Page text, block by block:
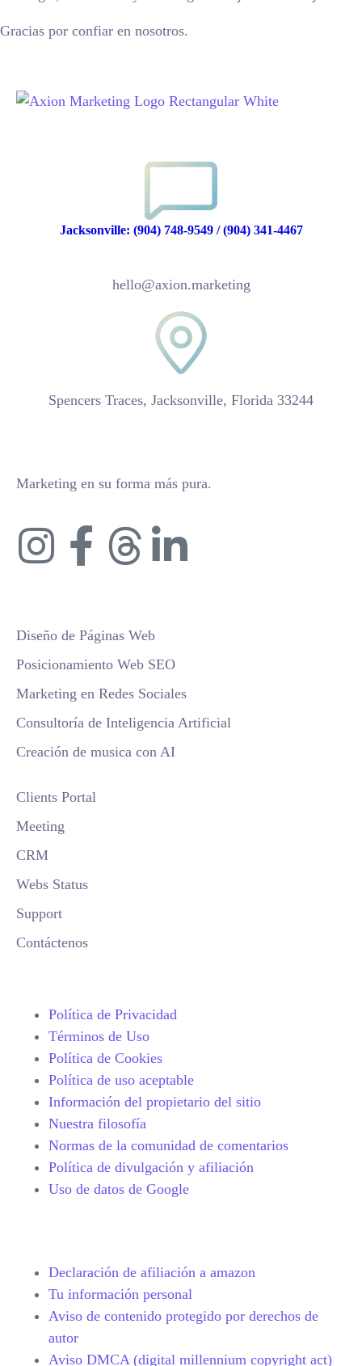
Gracias por confiar en nosotros.
Jacksonville: (904) 748-9549 / (904) 341-4467
hello@axion.marketing
Spencers Traces, Jacksonville, Florida 33244
Marketing en su forma más pura.
Diseño de Páginas Web
Posicionamiento Web SEO
Marketing en Redes Sociales
Consultoría de Inteligencia Artificial
Creación de musica con AI
Clients Portal
Meeting
CRM
Webs Status
Support
Contáctenos
Política de Privacidad
Términos de Uso
Política de Cookies
Política de uso aceptable
Información del propietario del sitio
Nuestra filosofía
Normas de la comunidad de comentarios
Política de divulgación y afiliación
Uso de datos de Google
Declaración de afiliación a amazon
Tu información personal
Aviso de contenido protegido por derechos de
autor
Aviso DMCA (digital millennium copyright act)